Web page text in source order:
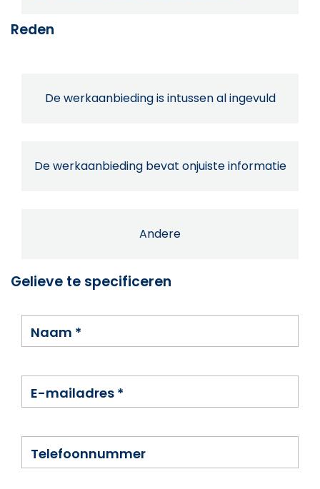
Reden
De werkaanbieding is intussen al ingevuld
De werkaanbieding bevat onjuiste informatie
Andere
Gelieve te specificeren
Naam *
E-mailadres *
Telefoonnummer